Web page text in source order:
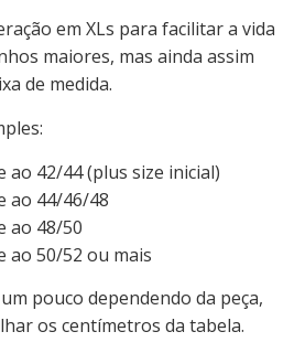
em XLs para facilitar a vida
maiores, mas ainda assim
de medida.
ao 42/44 (plus size inicial)
ao 44/46/48
ao 48/50
ao 50/52 ou mais
pouco dependendo da peça,
os centímetros da tabela.